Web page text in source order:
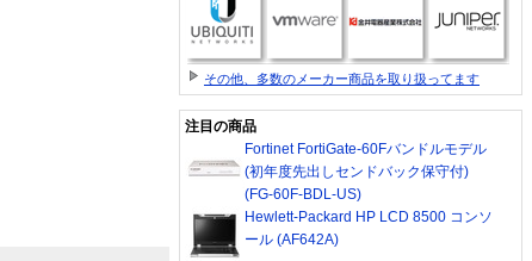
その他、多数のメーカー商品を取り扱ってます
注目の商品
Fortinet FortiGate-60Fバンドルモデル
(初年度先出しセンドバック保守付)
(FG-60F-BDL-US)
Hewlett-Packard HP LCD 8500 コンソ
ール (AF642A)